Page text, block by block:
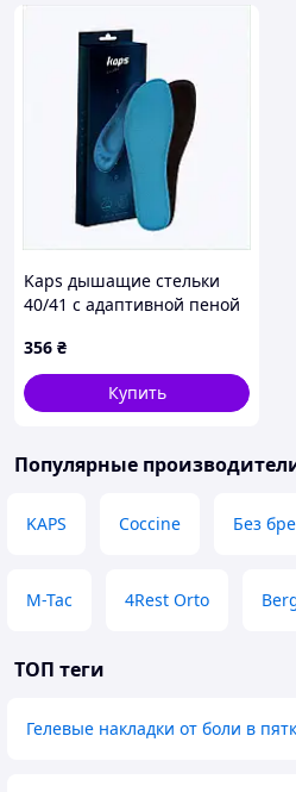
Kaps дышащие стельки
40/41 с адаптивной пеной
356 ₴
Купить
Популярные
KAPS Coccine Без
M-Tac 4Rest Orto
ТОП теги
Гелевые накладки от боли в